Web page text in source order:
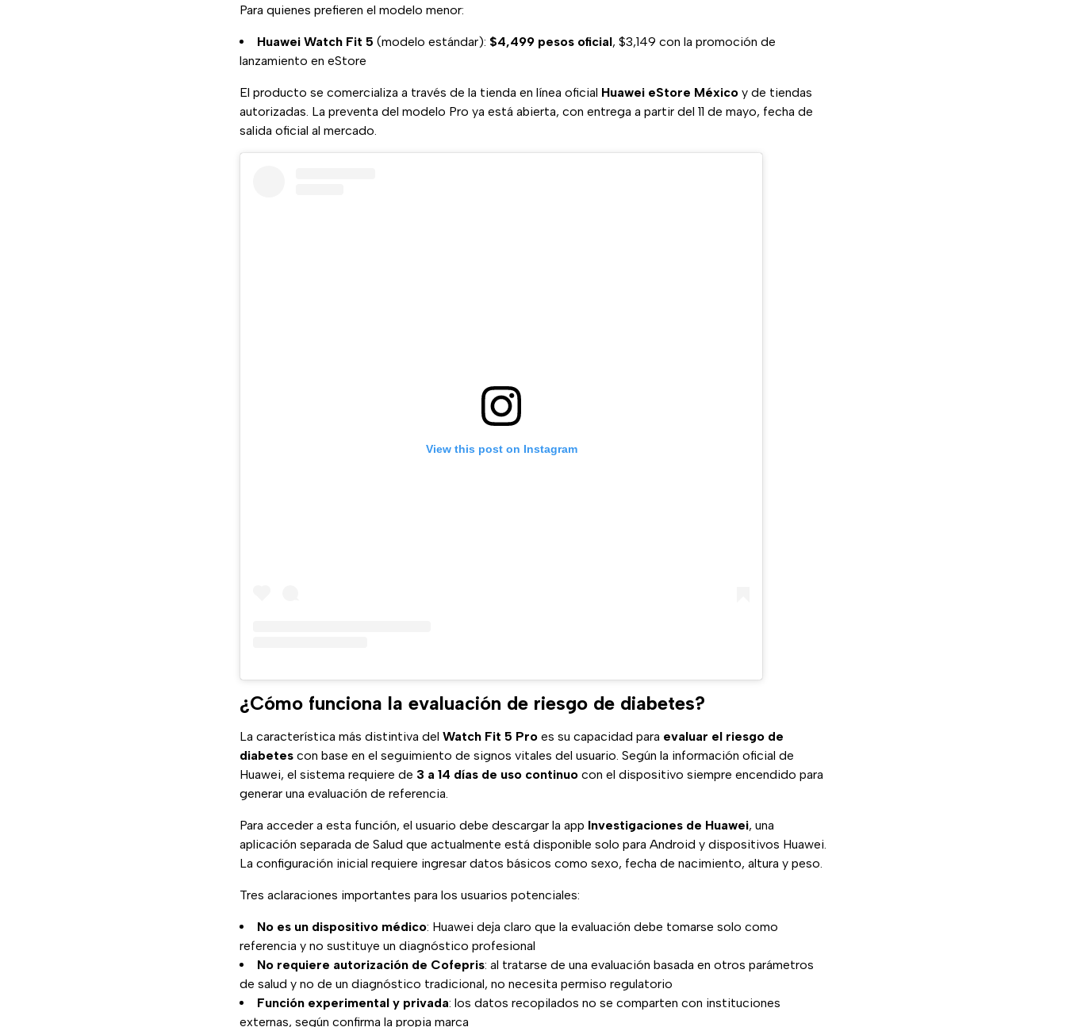
Para quienes prefieren el modelo menor:
Huawei Watch Fit 5 (modelo estándar): $4,499 pesos oficial, $3,149 con la promoción de
lanzamiento en eStore
El producto se comercializa a través de la tienda en línea oficial Huawei eStore México y de tiendas
autorizadas. La preventa del modelo Pro ya está abierta, con entrega a partir del 11 de mayo, fecha de
salida oficial al mercado.
View this post on Instagram
¿Cómo funciona la evaluación de riesgo de diabetes?
La característica más distintiva del Watch Fit 5 Pro es su capacidad para evaluar el riesgo de
diabetes con base en el seguimiento de signos vitales del usuario. Según la información oficial de
Huawei, el sistema requiere de 3 a 14 días de uso continuo con el dispositivo siempre encendido para
generar una evaluación de referencia.
Para acceder a esta función, el usuario debe descargar la app Investigaciones de Huawei, una
aplicación separada de Salud que actualmente está disponible solo para Android y dispositivos Huawei.
La configuración inicial requiere ingresar datos básicos como sexo, fecha de nacimiento, altura y peso.
Tres aclaraciones importantes para los usuarios potenciales:
No es un dispositivo médico: Huawei deja claro que la evaluación debe tomarse solo como
referencia y no sustituye un diagnóstico profesional
No requiere autorización de Cofepris: al tratarse de una evaluación basada en otros parámetros
de salud y no de un diagnóstico tradicional, no necesita permiso regulatorio
Función experimental y privada: los datos recopilados no se comparten con instituciones
externas, según confirma la propia marca